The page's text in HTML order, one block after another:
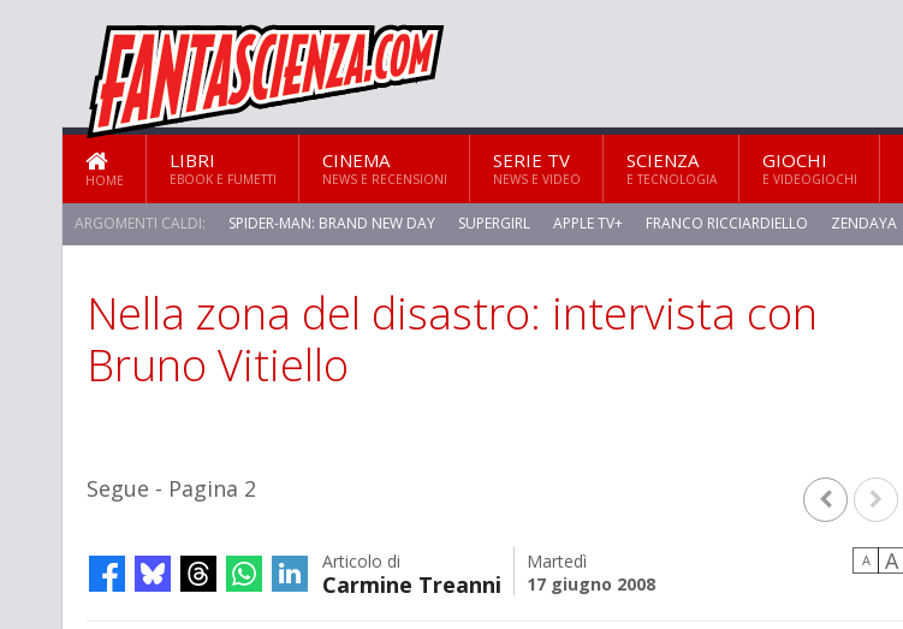
HOME
LIBRI
EBOOK E FUMETTI
CINEMA
NEWS E RECENSIONI
SERIE TV
NEWS E VIDEO
SCIENZA
E TECNOLOGIA
GIOCHI
E VIDEOGIOCHI
ARGOMENTI CALDI: SPIDER-MAN: BRAND NEW DAY SUPERGIRL APPLE TV+ FRANCO RICCIARDIELLO ZENDAYA
Nella zona del disastro: intervista con
Bruno Vitiello
Segue - Pagina 2
Articolo di
Carmine Treanni
Martedì
17 giugno 2008
A A